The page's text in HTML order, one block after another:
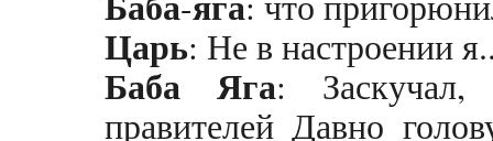
Царь: Не в настроении
Баба Яга:
правителей Давно